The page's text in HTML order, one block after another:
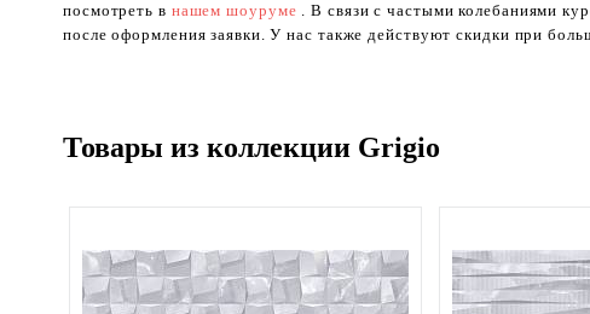
посмотреть в нашем шоуруме . В связи с частыми колебаниями
после оформления заявки. У нас также действуют скидки при
Товары из коллекции Grigio